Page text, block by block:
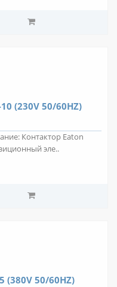
(230V 50/60HZ)
Контактор Eaton
эле..
(380V 50/60HZ)